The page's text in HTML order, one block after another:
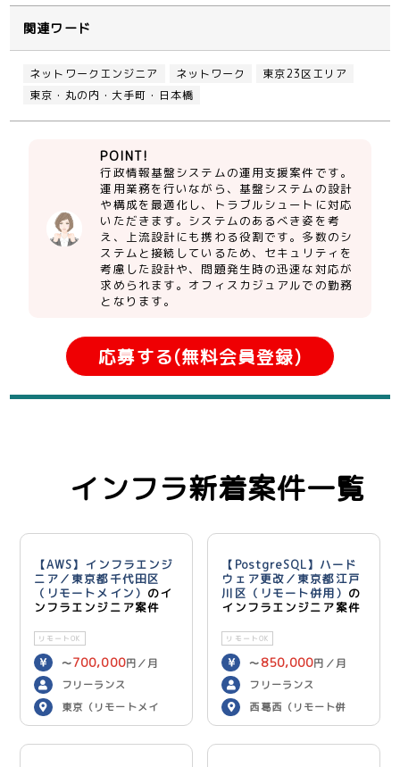
関連ワード
ネットワークエンジニア ネットワーク
東京23区エリア
東京・丸の内・大手町・日本橋
POINT!
行政情報基盤システムの運用支援案件です。
運用業務を行いながら、基盤システムの設計
や構成を最適化し、トラブルシュートに対応
いただきます。システムのあるべき姿を考
え、上流設計にも携わる役割です。多数のシ
ステムと接続しているため、セキュリティを
考慮した設計や、問題発生時の迅速な対応が
求められます。オフィスカジュアルでの勤務
となります。
応募する(無料会員登録)
インフラ新着案件一覧
【AWS】インフラエンジ
ニア／東京都千代田区
（リモートメイン） のイ
ンフラエンジニア案件
リモートOK
〜700,000円／月
フリーランス
東京（リモートメイ
ン）
【PostgreSQL】ハード
ウェア更改／東京都江戸
川区（リモート併用） の
インフラエンジニア案件
リモートOK
〜 850,000円／月
フリーランス
西葛西（リモート併
用）